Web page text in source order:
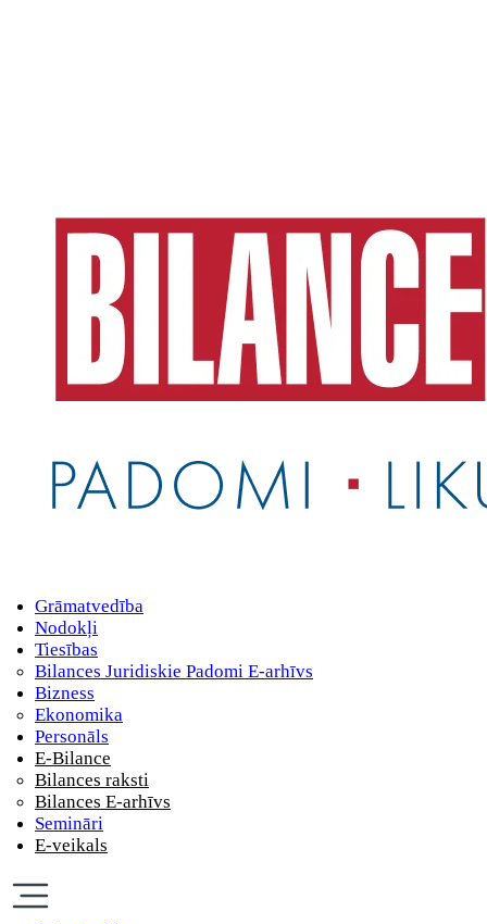
Grāmatvedība
Nodokļi
Tiesības
Bilances Juridiskie Padomi E-arhīvs
Bizness
Ekonomika
Personāls
E-Bilance
Bilances raksti
Bilances E-arhīvs
Semināri
E-veikals